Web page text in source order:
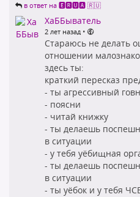
в ответ на 🅴🆁🆄🅰 🇷🇺
ХаББыватель
2 лет назад •
Стараюсь не делать
отношении
здесь ты:
краткий пересказ
- ты агрессивный
- поясни
- читай книжку
- ты делаешь
в ситуации
- у тебя уёбищная
- ты делаешь
в ситуации
- ты уёбок и у тебя